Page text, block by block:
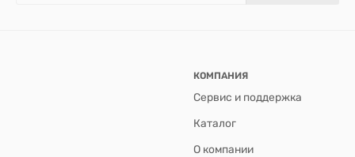
КОМПАНИЯ
Сервис и поддержка
Каталог
О компании